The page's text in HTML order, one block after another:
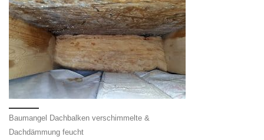
Baumangel Dachbalken verschimmelte &
Dachdämmung feucht